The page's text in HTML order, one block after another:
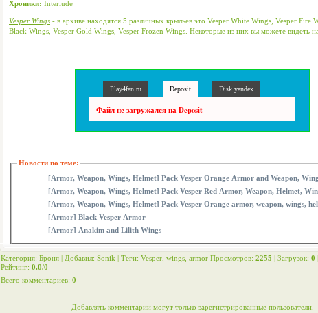
Хроники: Interlude
Vesper Wings - в архиве находятся 5 различных крыльев это Vesper White Wings, Vesper Fire
Black Wings, Vesper Gold Wings, Vesper Frozen Wings. Некоторые из них вы можете видеть
Play4fan.ru Deposit Disk yandex
Файл не загружался на Deposit
Новости по теме:
[Armor, Weapon, Wings, Helmet] Pack Vesper Orange Armor and Weapon,
[Armor, Weapon, Wings, Helmet] Pack Vesper Red Armor, Weapon, Helmet,
[Armor, Weapon, Wings, Helmet] Pack Vesper Orange armor, weapon, wings,
[Armor] Black Vesper Armor
[Armor] Anakim and Lilith Wings
Категория: Броня | Добавил: Sonik | Теги: Vesper wings armor Просмотров: 2255 | Загрузок: 0 |
Рейтинг: 0.0/0
Всего комментариев: 0
Добавлять комментарии могут только зарегистрированные пользователи.